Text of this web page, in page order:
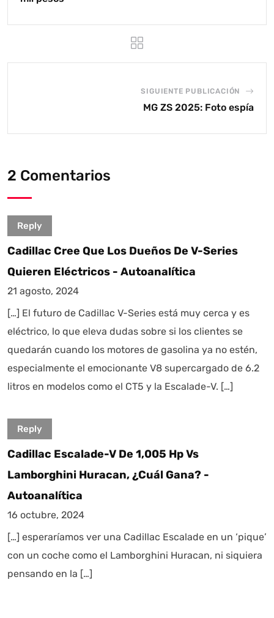
SIGUIENTE PUBLICACIÓN
MG ZS 2025: Foto espía
2 Comentarios
Reply
Cadillac Cree Que Los Dueños De V-Series
Quieren Eléctricos - Autoanalítica
21 agosto, 2024
[…] El futuro de Cadillac V-Series está muy cerca y es
eléctrico, lo que eleva dudas sobre si los clientes se
quedarán cuando los motores de gasolina ya no estén,
especialmente el emocionante V8 supercargado de 6.2
litros en modelos como el CT5 y la Escalade-V. […]
Reply
Cadillac Escalade-V De 1,005 Hp Vs
Lamborghini Huracan, ¿cuál Gana? -
Autoanalítica
16 octubre, 2024
[…] esperaríamos ver una Cadillac Escalade en un ‘pique’
con un coche como el Lamborghini Huracan, ni siquiera
pensando en la […]